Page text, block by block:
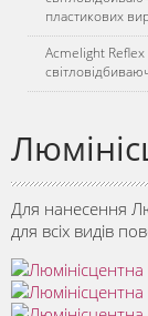
пластикових
Acmelight Reflex
Для нанесення
для всіх видів